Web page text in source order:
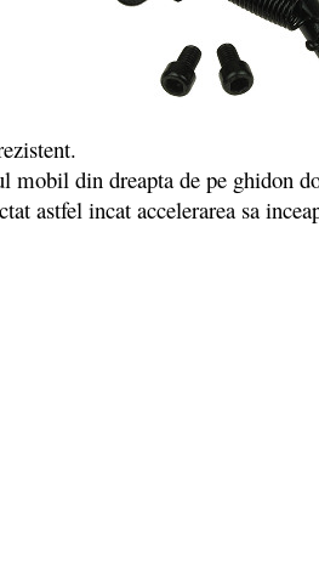
mobil din dreapta de pe ghidon
astfel incat accelerarea sa